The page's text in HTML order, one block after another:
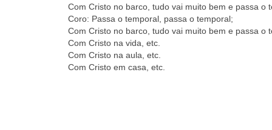
Com Cristo no barco, tudo vai muito bem e passa o
Coro: Passa o temporal, passa o temporal;
Com Cristo no barco, tudo vai muito bem e passa o
Com Cristo na vida, etc.
Com Cristo na aula, etc.
Com Cristo em casa, etc.